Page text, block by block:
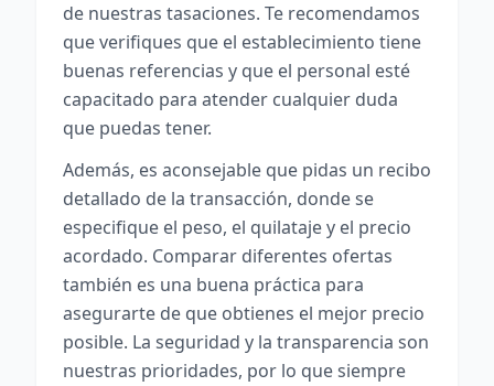
de nuestras tasaciones. Te recomendamos
que verifiques que el establecimiento tiene
buenas referencias y que el personal esté
capacitado para atender cualquier duda
que puedas tener.
Además, es aconsejable que pidas un recibo
detallado de la transacción, donde se
especifique el peso, el quilataje y el precio
acordado. Comparar diferentes ofertas
también es una buena práctica para
asegurarte de que obtienes el mejor precio
posible. La seguridad y la transparencia son
nuestras prioridades, por lo que siempre